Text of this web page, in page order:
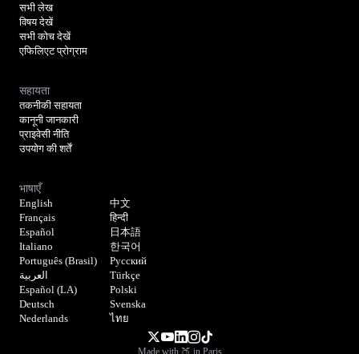
सभी लेख
विषय देखें
सभी कोच देखें
एफिलिएट प्रोग्राम
सहायता
तकनीकी सहायता
कानूनी जानकारी
प्राइवेसी नीति
उपयोग की शर्तें
भाषाएँ
English
Français
Español
Italiano
Português (Brasil)
العربية
Español (LA)
Deutsch
Nederlands
中文
हिन्दी
日本語
한국어
Русский
Türkçe
Polski
Svenska
ไทย
Made with 🍑 in Paris